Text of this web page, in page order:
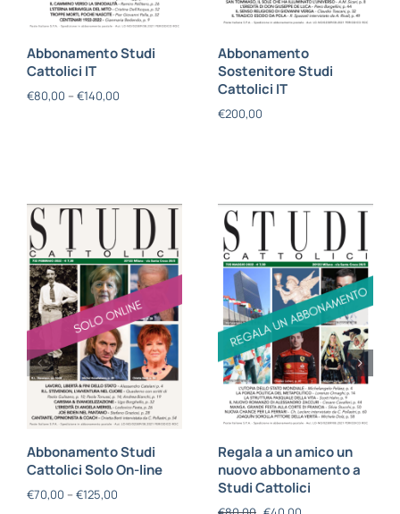
Abbonamento Studi
Cattolici IT
€80,00 – €140,00
Abbonamento
Sostenitore Studi
Cattolici IT
€200,00
Abbonamento Studi
Cattolici Solo On-line
€70,00 – €125,00
Regala a un amico un
nuovo abbonamento a
Studi Cattolici